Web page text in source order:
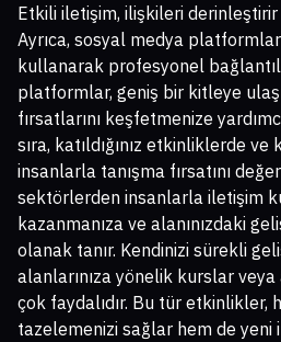
Etkili iletişim, ilişkileri derinleştirir
Ayrıca, sosyal medya
kullanarak profesyonel
platformlar, geniş bir kitleye
fırsatlarını keşfetmenize
sıra, katıldığınız etkinliklerde
insanlarla tanışma fırsatını
sektörlerden insanlarla iletişim
kazanmanıza ve alanınızdaki
olanak tanır. Kendinizi sürekli
alanlarınıza yönelik kurslar
çok faydalıdır. Bu tür etkinlikler,
tazelemenizi sağlar hem de yeni